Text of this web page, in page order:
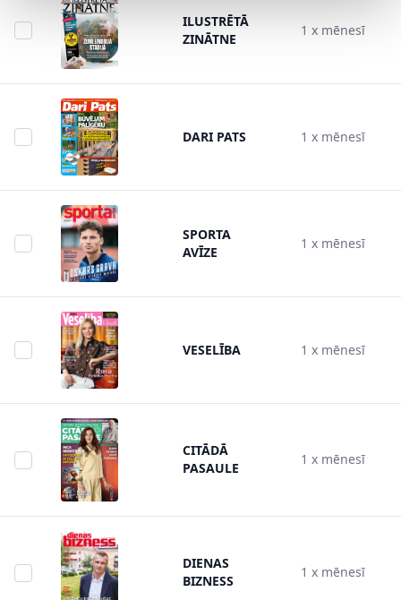
ILUSTRĒTĀ
ZINĀTNE
1 x mēnesī
DARI PATS 1 x mēnesī
SPORTA
AVĪZE
1 x mēnesī
VESELĪBA 1 x mēnesī
CITĀDĀ
PASAULE
1 x mēnesī
DIENAS
BIZNESS
1 x mēnesī